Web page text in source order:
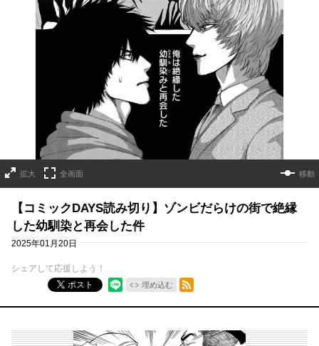
拡大 全画面 移動
【コミックDAYS読み切り】ゾンビだらけの街で絶縁
した幼馴染と再会した件
2025年01月20日
シェアして応援しよう！
ポスト
埋め込む
RSSフィード